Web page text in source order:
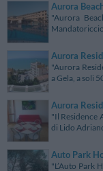
Aurora
"Aurora
Aurora
"Aurora
a Gela, a soli
Aurora
"Il Residence
di Lido
Auto Park
"L’Auto Park